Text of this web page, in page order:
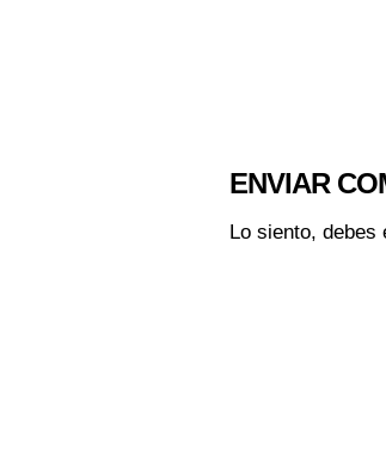
ENVIAR
Lo siento, debes